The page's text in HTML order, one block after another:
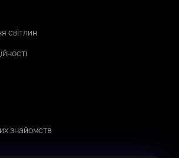
світлин
знайомств